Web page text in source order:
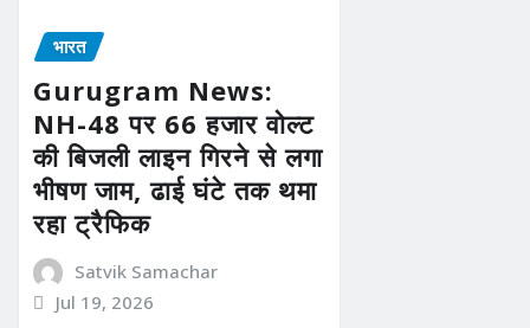
भारत
Gurugram News:
NH-48 पर 66 हजार वोल्ट
की बिजली लाइन गिरने से लगा
भीषण जाम, ढाई घंटे तक थमा
रहा ट्रैफिक
Satvik Samachar
Jul 19, 2026